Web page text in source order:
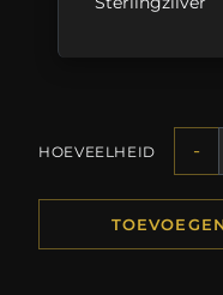
HOEVEELHEID -